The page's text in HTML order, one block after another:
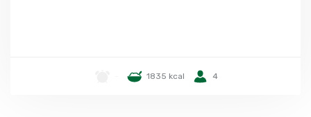
1835 kcal 4